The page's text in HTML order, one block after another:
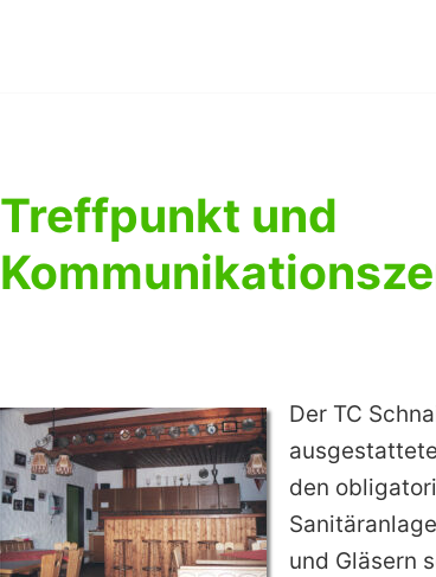
Treffpunkt und
Der TC
den
und Gläsern